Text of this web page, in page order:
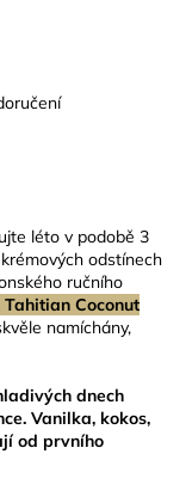
léto v podobě 3
odstínech
ručního
Coconut
namíchány,
dnech
Vanilka, kokos,
od prvního